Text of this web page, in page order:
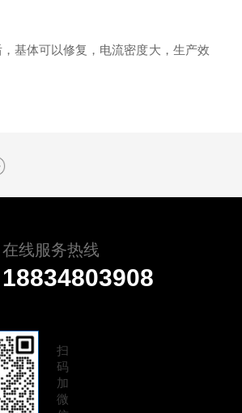
基体可以修复，电流密度大，生产效
在线服务热线
18834803908
扫
码
加
微